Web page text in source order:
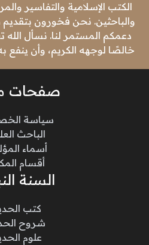
الكتب الإسلامية والتفاسير
والباحثين. نحن فخورون بتقديم
دعمكم المستمر لنا. نسأل الله
خالصًا لوجهه الكريم، وأن
صفحات
سياسة
الباحث
أسماء
أقسام
السنة
كتب
شروح
علوم